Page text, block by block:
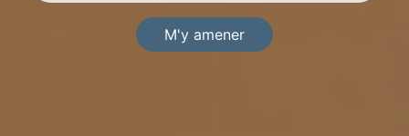
M'y amener